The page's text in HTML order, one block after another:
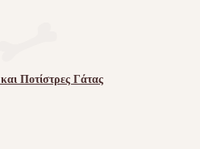
Ποτίστρες Γάτας